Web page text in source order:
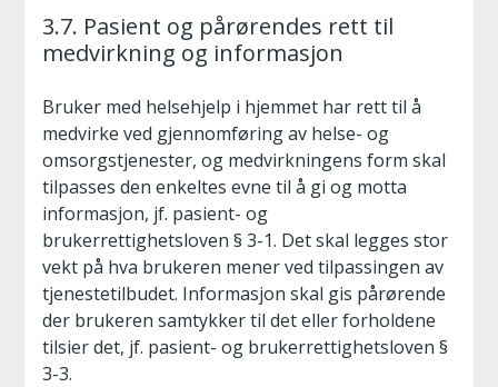
3.7. Pasient og pårørendes rett til
medvirkning og informasjon
Bruker med helsehjelp i hjemmet har rett til å
medvirke ved gjennomføring av helse- og
omsorgstjenester, og medvirkningens form skal
tilpasses den enkeltes evne til å gi og motta
informasjon, jf. pasient- og
brukerrettighetsloven § 3-1. Det skal legges stor
vekt på hva brukeren mener ved tilpassingen av
tjenestetilbudet. Informasjon skal gis pårørende
der brukeren samtykker til det eller forholdene
tilsier det, jf. pasient- og brukerrettighetsloven §
3-3.